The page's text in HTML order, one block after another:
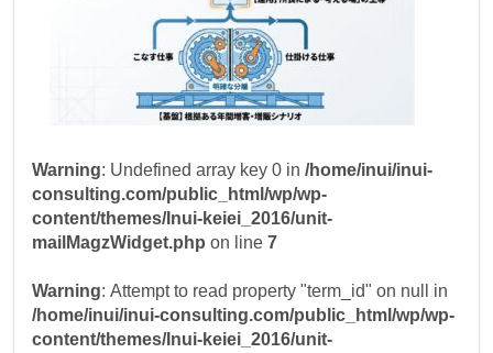
Warning : Undefined array key 0 in/home/inui/inui-
consulting.com/public_html/wp/wp-
content/themes/Inui-keiei_2016/unit-
mailMagzWidget.php on line7
Warning : Attempt to read property "term_id" on null in
/home/inui/inui-consulting.com/public_html/wp/wp-
content/themes/Inui-keiei_2016/unit-